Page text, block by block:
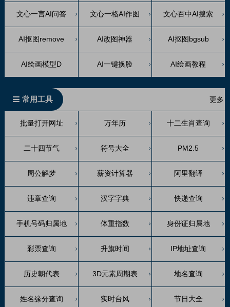
文心一言AI问答 文心一格AI作图 文心百中AI搜索
AI抠图remove AI改图神器 AI抠图bgsub
AI绘画模型D AI一键换脸 AI绘画教程
常用工具 更多
批量打开网址 万年历 十二生肖查询
二十四节气 符号大全 PM2.5
周公解梦 薪资计算器 阿里翻译
违章查询 汉字字典 快递查询
手机号码归属地 体重指数 身份证归属地
彩票查询 升旗时间 IP地址查询
历史朝代表 3D元素周期表 地名查询
姓名缘分查询 实时台风 节日大全